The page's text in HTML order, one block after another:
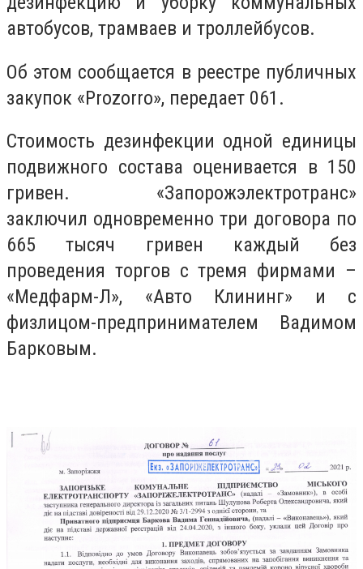
автобусов, трамваев и троллейбусов.
Об этом сообщается в реестре публичных
закупок «Prozorro», передает 061.
Стоимость дезинфекции одной единицы
подвижного состава оценивается в 150
гривен. «Запорожэлектротранс»
заключил одновременно три договора по
665 тысяч гривен каждый без
проведения торгов с тремя фирмами –
«Медфарм-Л», «Авто Клининг» и с
физлицом-предпринимателем Вадимом
Барковым.